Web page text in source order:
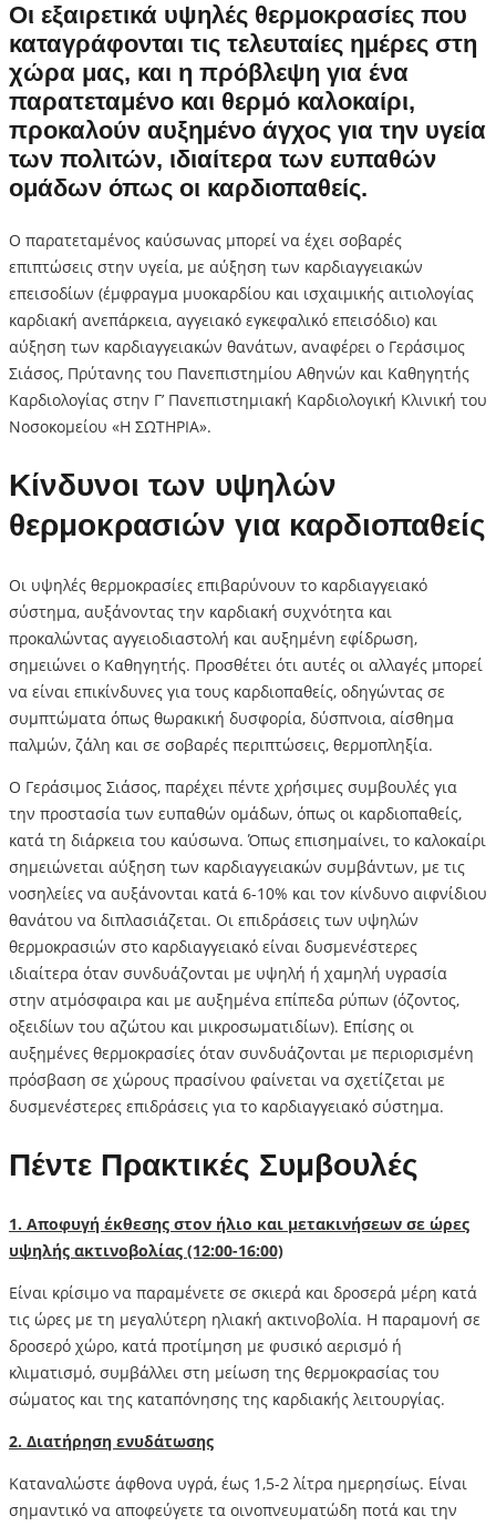
Οι εξαιρετικά υψηλές θερμοκρασίες που
καταγράφονται τις τελευταίες ημέρες στη
χώρα μας, και η πρόβλεψη για ένα
παρατεταμένο και θερμό καλοκαίρι,
προκαλούν αυξημένο άγχος για την υγεία
των πολιτών, ιδιαίτερα των ευπαθών
ομάδων όπως οι καρδιοπαθείς.
Ο παρατεταμένος καύσωνας μπορεί να έχει σοβαρές
επιπτώσεις στην υγεία, με αύξηση των καρδιαγγειακών
επεισοδίων (έμφραγμα μυοκαρδίου και ισχαιμικής αιτιολογίας
καρδιακή ανεπάρκεια, αγγειακό εγκεφαλικό επεισόδιο) και
αύξηση των καρδιαγγειακών θανάτων, αναφέρει ο Γεράσιμος
Σιάσος, Πρύτανης του Πανεπιστημίου Αθηνών και Καθηγητής
Καρδιολογίας στην Γ’ Πανεπιστημιακή Καρδιολογική Κλινική του
Νοσοκομείου «Η ΣΩΤΗΡΙΑ».
Κίνδυνοι των υψηλών
θερμοκρασιών για καρδιοπαθείς
Οι υψηλές θερμοκρασίες επιβαρύνουν το καρδιαγγειακό
σύστημα, αυξάνοντας την καρδιακή συχνότητα και
προκαλώντας αγγειοδιαστολή και αυξημένη εφίδρωση,
σημειώνει ο Καθηγητής. Προσθέτει ότι αυτές οι αλλαγές μπορεί
να είναι επικίνδυνες για τους καρδιοπαθείς, οδηγώντας σε
συμπτώματα όπως θωρακική δυσφορία, δύσπνοια, αίσθημα
παλμών, ζάλη και σε σοβαρές περιπτώσεις, θερμοπληξία.
Ο Γεράσιμος Σιάσος, παρέχει πέντε χρήσιμες συμβουλές για
την προστασία των ευπαθών ομάδων, όπως οι καρδιοπαθείς,
κατά τη διάρκεια του καύσωνα. Όπως επισημαίνει, το καλοκαίρι
σημειώνεται αύξηση των καρδιαγγειακών συμβάντων, με τις
νοσηλείες να αυξάνονται κατά 6-10% και τον κίνδυνο αιφνίδιου
θανάτου να διπλασιάζεται. Οι επιδράσεις των υψηλών
θερμοκρασιών στο καρδιαγγειακό είναι δυσμενέστερες
ιδιαίτερα όταν συνδυάζονται με υψηλή ή χαμηλή υγρασία
στην ατμόσφαιρα και με αυξημένα επίπεδα ρύπων (όζοντος,
οξειδίων του αζώτου και μικροσωματιδίων). Επίσης οι
αυξημένες θερμοκρασίες όταν συνδυάζονται με περιορισμένη
πρόσβαση σε χώρους πρασίνου φαίνεται να σχετίζεται με
δυσμενέστερες επιδράσεις για το καρδιαγγειακό σύστημα.
Πέντε Πρακτικές Συμβουλές
1. Αποφυγή έκθεσης στον ήλιο και μετακινήσεων σε ώρες
υψηλής ακτινοβολίας (12:00-16:00)
Είναι κρίσιμο να παραμένετε σε σκιερά και δροσερά μέρη κατά
τις ώρες με τη μεγαλύτερη ηλιακή ακτινοβολία. Η παραμονή σε
δροσερό χώρο, κατά προτίμηση με φυσικό αερισμό ή
κλιματισμό, συμβάλλει στη μείωση της θερμοκρασίας του
σώματος και της καταπόνησης της καρδιακής λειτουργίας.
2. Διατήρηση ενυδάτωσης
Καταναλώστε άφθονα υγρά, έως 1,5-2 λίτρα ημερησίως. Είναι
σημαντικό να αποφεύγετε τα οινοπνευματώδη ποτά και την